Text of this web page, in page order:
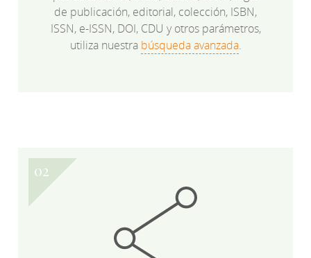
de publicación, editorial, colección, ISBN,
ISSN, e-ISSN, DOI, CDU y otros parámetros,
utiliza nuestra búsqueda avanzada.